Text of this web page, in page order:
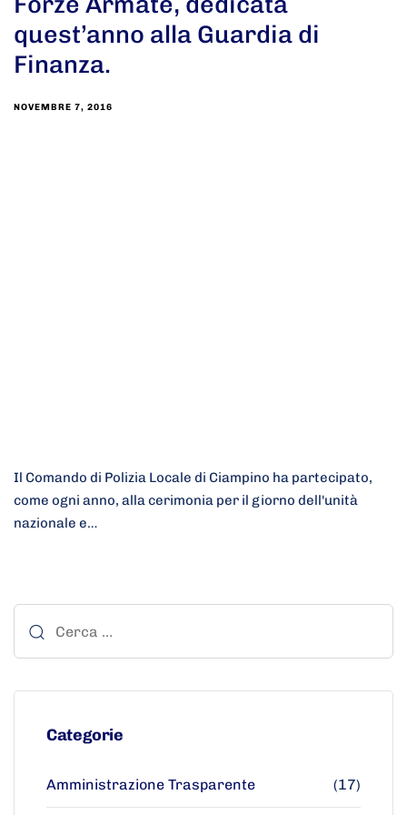
quest’anno alla Guardia di
Finanza.
NOVEMBRE 7, 2016
Il Comando di Polizia Locale di Ciampino ha partecipato, ​
come ogni anno, alla cerimonia per il giorno dell'unità
nazionale e…
Categorie
Amministrazione Trasparente (17)